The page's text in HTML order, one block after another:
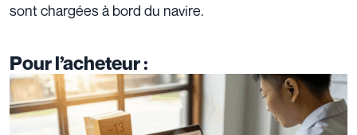
sont chargées à bord du navire.
Pour l’acheteur :